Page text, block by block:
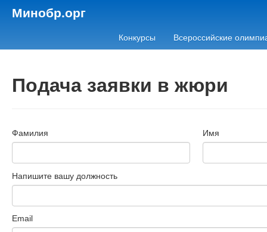
Минобр.орг
Конкурсы Всероссийские
Подача заявки в жюри
Фамилия Имя
Напишите вашу должность
Email